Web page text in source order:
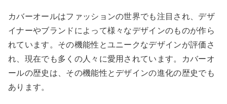
カバーオールはファッションの世界でも注目され、デザ
イナーやブランドによって様々なデザインのものが作ら
れています。その機能性とユニークなデザインが評価さ
れ、現在でも多くの人々に愛用されています。カバーオ
ールの歴史は、その機能性とデザインの進化の歴史でも
あります。